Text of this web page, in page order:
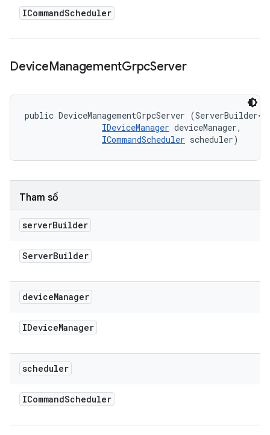
ICommandScheduler
DeviceManagementGrpcServer
public DeviceManagementGrpcServer
IDeviceManager deviceManager,
ICommandScheduler scheduler)
Tham số
serverBuilder
ServerBuilder
deviceManager
IDeviceManager
scheduler
ICommandScheduler